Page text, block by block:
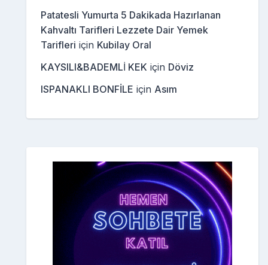
Patatesli Yumurta 5 Dakikada Hazırlanan
Kahvaltı Tarifleri Lezzete Dair Yemek
Tarifleri için Kubilay Oral
KAYSILI&BADEMLİ KEK için Döviz
ISPANAKLI BONFİLE için Asım